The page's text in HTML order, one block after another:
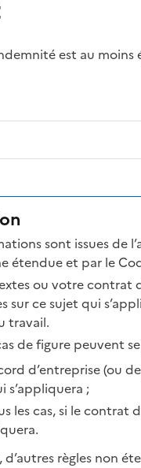
est au moins
sont issues de
étendue et par le
ou votre contrat
sur ce sujet qui
travail.
de figure peuvent
d’entreprise (ou
s’appliquera ;
les cas, si le contrat
règles non